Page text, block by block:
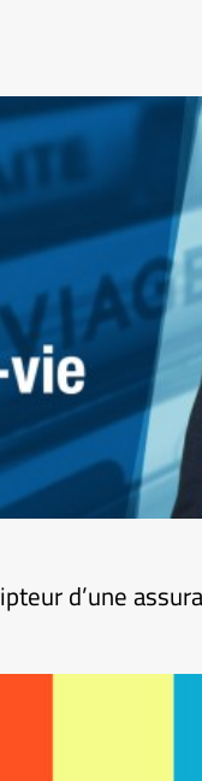
d’une